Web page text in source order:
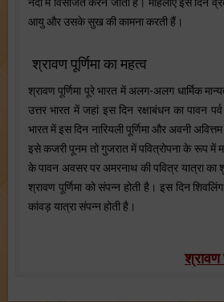
आयु और उसके सुख की कामना करती हैं।
श्रावण पूर्णिमा का महत्व
श्रावण पूर्णिमा पूरे भारत में अलग-अलग धार्मिक
उत्तर भारत में जहां इस दिन रक्षाबंधन का पावन
भारत में इस दिन नारियली पूर्णिमा और अवनी
इसे कजरी पूनम तो गुजरात में पवित्रोपना के रूप में
के पावन अवसर पर अमरनाथ की पवित्र यात्रा का
श्रावण पूर्णिमा को संपन्न होती है। इस दिन
कांवड़ यात्रा संपन्न होती है।
श्रावण